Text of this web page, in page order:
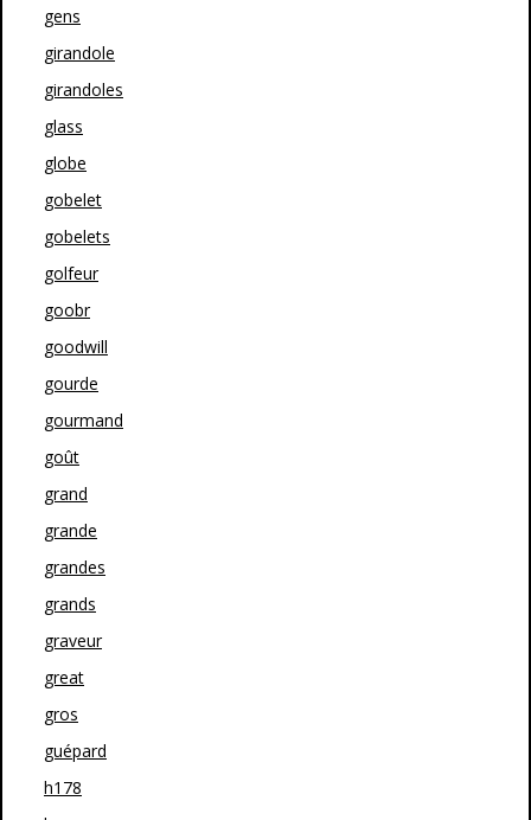
gens
girandole
girandoles
glass
globe
gobelet
gobelets
golfeur
goobr
goodwill
gourde
gourmand
goût
grand
grande
grandes
grands
graveur
great
gros
guépard
h178